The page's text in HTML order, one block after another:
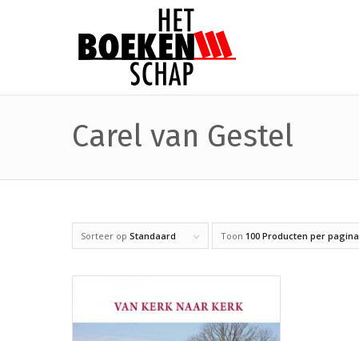
Carel van Gestel
Sorteer opStandaard Toon 100 Producten per pagina